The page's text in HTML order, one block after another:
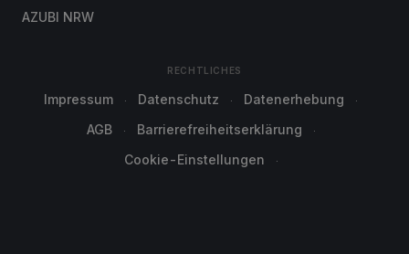
AZUBI NRW
RECHTLICHES
Impressum Datenschutz
Datenerhebung
AGB
Barrierefreiheitserklärung
Cookie-Einstellungen